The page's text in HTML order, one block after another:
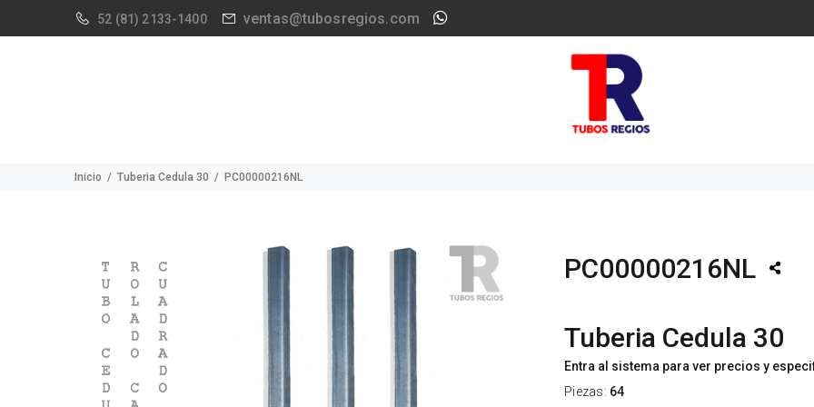
52 (81) 2133-1400 ventas@tubosregios.com
Inicio Tuberia Cedula 30 PC00000216NL
PC00000216NL
Tuberia Cedula 30
Entra al sistema para ver precios y
Piezas: 64